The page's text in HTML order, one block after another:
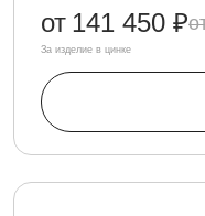
от 141 450 ₽
За изделие в цинке